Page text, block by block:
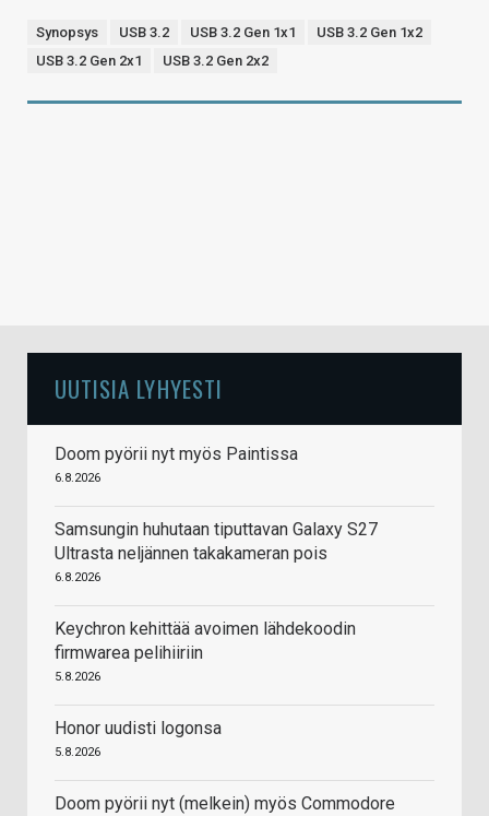
Synopsys USB 3.2 USB 3.2 Gen 1x1
USB 3.2 Gen 1x2
USB 3.2 Gen 2x1
USB 3.2 Gen 2x2
UUTISIA LYHYESTI
Doom pyörii nyt myös Paintissa
6.8.2026
Samsungin huhutaan tiputtavan Galaxy S27
Ultrasta neljännen takakameran pois
6.8.2026
Keychron kehittää avoimen lähdekoodin
firmwarea pelihiiriin
5.8.2026
Honor uudisti logonsa
5.8.2026
Doom pyörii nyt (melkein) myös Commodore